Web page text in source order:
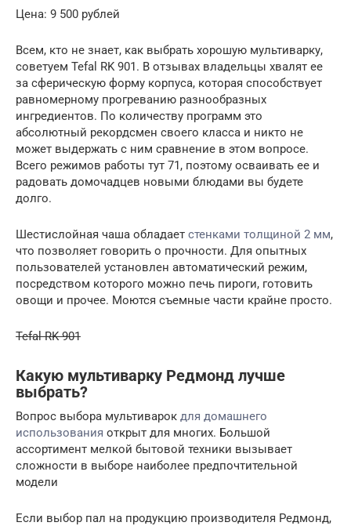
Цена: 9 500 рублей
Всем, кто не знает, как выбрать хорошую мультиварку,
советуем Tefal RK 901. В отзывах владельцы хвалят ее
за сферическую форму корпуса, которая способствует
равномерному прогреванию разнообразных
ингредиентов. По количеству программ это
абсолютный рекордсмен своего класса и никто не
может выдержать с ним сравнение в этом вопросе.
Всего режимов работы тут 71, поэтому осваивать ее и
радовать домочадцев новыми блюдами вы будете
долго.
Шестислойная чаша обладает стенками толщиной 2 мм,
что позволяет говорить о прочности. Для опытных
пользователей установлен автоматический режим,
посредством которого можно печь пироги, готовить
овощи и прочее. Моются съемные части крайне просто.
Tefal RK 901
Какую мультиварку Редмонд лучше
выбрать?
Вопрос выбора мультиварок для домашнего
использования открыт для многих. Большой
ассортимент мелкой бытовой техники вызывает
сложности в выборе наиболее предпочтительной
модели
Если выбор пал на продукцию производителя Редмонд,